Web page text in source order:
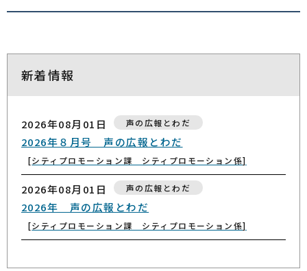
新着情報
2026年08月01日 声の広報とわだ
2026年８月号 声の広報とわだ
シティプロモーション課 シティプロモーション係
2026年08月01日 声の広報とわだ
2026年 声の広報とわだ
シティプロモーション課 シティプロモーション係